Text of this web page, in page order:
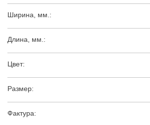
Ширина, мм.:
Длина, мм.:
Цвет:
Размер:
Фактура: